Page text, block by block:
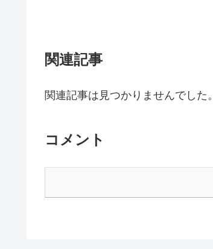
関連記事
関連記事は見つかりませんでした。
コメント